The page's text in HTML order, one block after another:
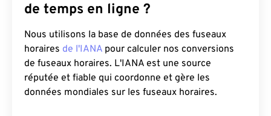
de temps en ligne ?
Nous utilisons la base de données des fuseaux
horaires de l'IANA pour calculer nos conversions
de fuseaux horaires. L'IANA est une source
réputée et fiable qui coordonne et gère les
données mondiales sur les fuseaux horaires.